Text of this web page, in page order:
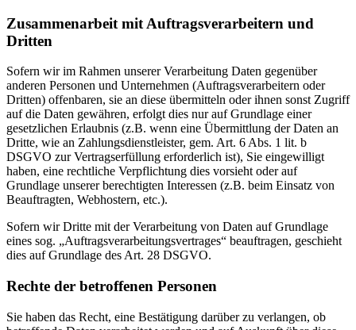
Zusammenarbeit mit Auftragsverarbeitern und
Dritten
Sofern wir im Rahmen unserer Verarbeitung Daten gegenüber
anderen Personen und Unternehmen (Auftragsverarbeitern oder
Dritten) offenbaren, sie an diese übermitteln oder ihnen sonst Zugriff
auf die Daten gewähren, erfolgt dies nur auf Grundlage einer
gesetzlichen Erlaubnis (z.B. wenn eine Übermittlung der Daten an
Dritte, wie an Zahlungsdienstleister, gem. Art. 6 Abs. 1 lit. b
DSGVO zur Vertragserfüllung erforderlich ist), Sie eingewilligt
haben, eine rechtliche Verpflichtung dies vorsieht oder auf
Grundlage unserer berechtigten Interessen (z.B. beim Einsatz von
Beauftragten, Webhostern, etc.).
Sofern wir Dritte mit der Verarbeitung von Daten auf Grundlage
eines sog. „Auftragsverarbeitungsvertrages“ beauftragen, geschieht
dies auf Grundlage des Art. 28 DSGVO.
Rechte der betroffenen Personen
Sie haben das Recht, eine Bestätigung darüber zu verlangen, ob